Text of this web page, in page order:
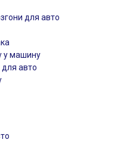
для авто
у машину
авто